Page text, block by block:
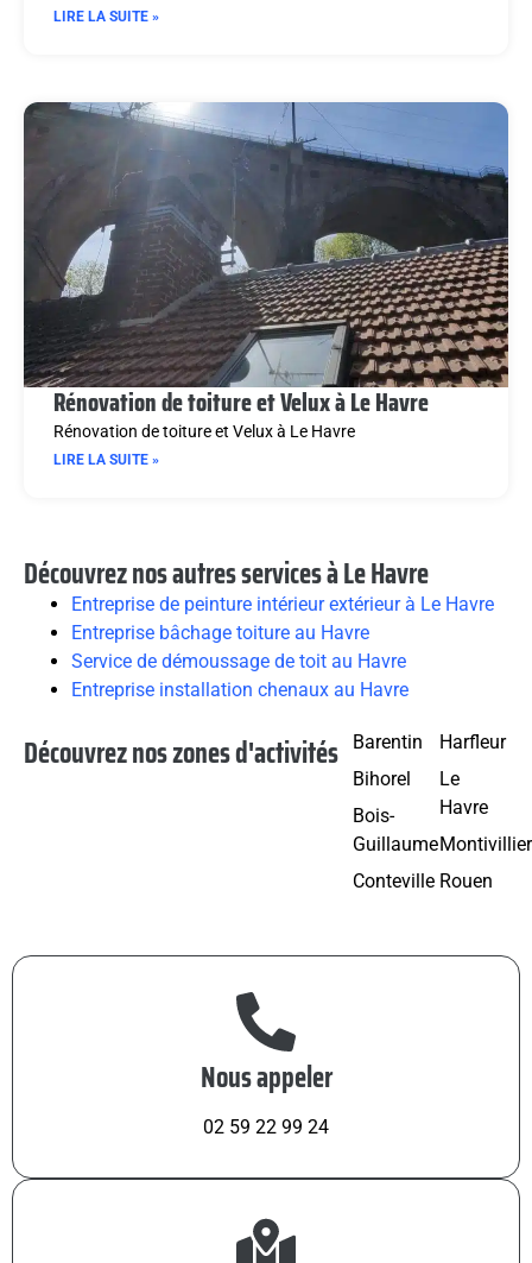
LIRE LA SUITE »
Rénovation de toiture et Velux à Le Havre
Rénovation de toiture et Velux à Le Havre
LIRE LA SUITE »
Découvrez nos autres services à Le Havre
Entreprise de peinture intérieur extérieur à Le Havre
Entreprise bâchage toiture au Havre
Service de démoussage de toit au Havre
Entreprise installation chenaux au Havre
Découvrez nos zones d'activités
Barentin
Bihorel
Bois-
Guillaume
Conteville
Harfleur
Le
Havre
Rouen
Nous appeler
02 59 22 99 24